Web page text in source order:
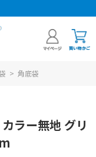
> 角底袋
ラー無地 グリ